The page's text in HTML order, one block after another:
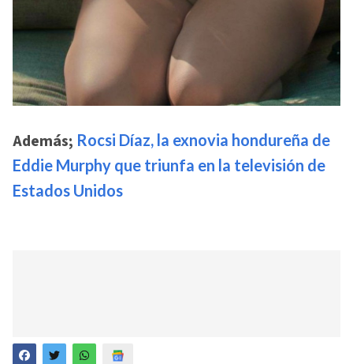
Además; Rocsi Díaz, la exnovia hondureña de
Eddie Murphy que triunfa en la televisión de
Estados Unidos